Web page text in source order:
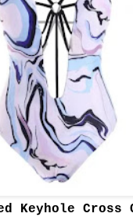
Keyhole Cross